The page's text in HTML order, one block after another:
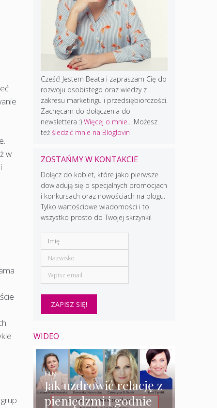
w
Cześć! Jestem Beata i zapraszam Cię do
rozwoju osobistego oraz wiedzy z
zakresu marketingu i przedsiębiorczości.
Zachęcam do dołączenia do
newslettera :) Więcej o mnie...Możesz
też śledzić mnie na Bloglovin
ZOSTAŃMY W KONTAKCIE
Dołącz do kobiet, które jako pierwsze
dowiadują się o specjalnych promocjach
i konkursach oraz nowościach na blogu.
Tylko wartościowe wiadomości i to
wszystko prosto do Twojej skrzynki!
WIDEO
Jak uzdrowić relację z
pieniędzmi i godnie
FILM